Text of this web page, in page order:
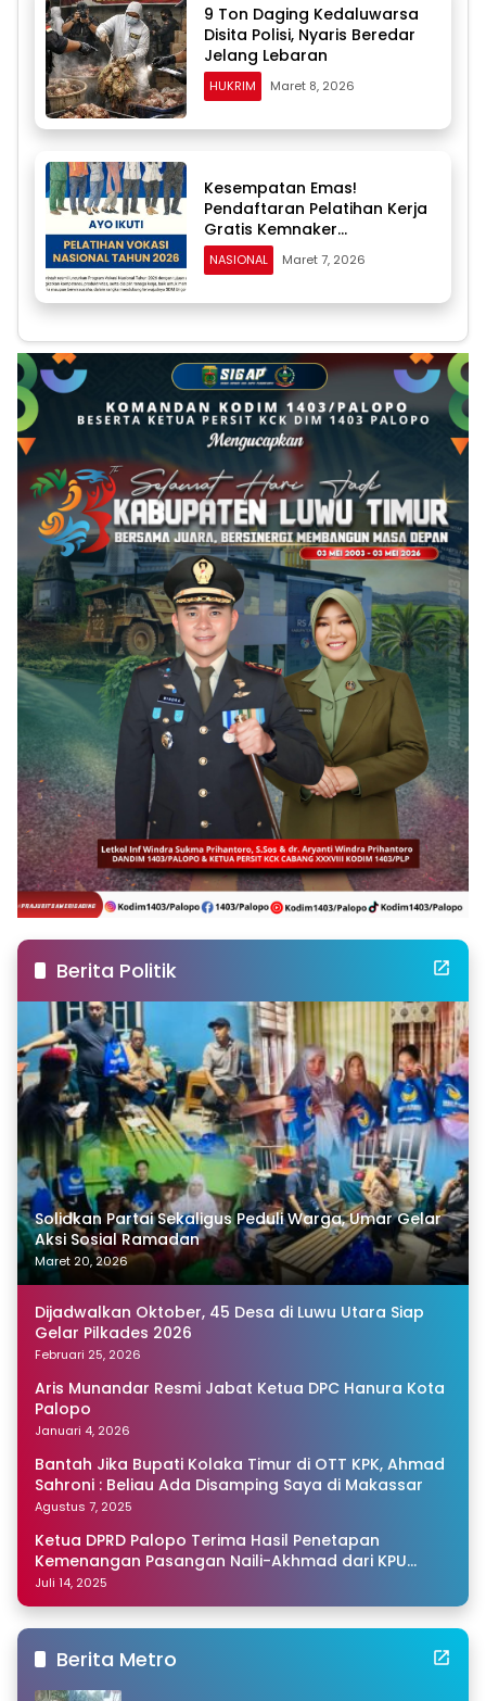
9 Ton Daging Kedaluwarsa
Disita Polisi, Nyaris Beredar
Jelang Lebaran
HUKRIM Maret 8, 2026
Kesempatan Emas!
Pendaftaran Pelatihan Kerja
Gratis Kemnaker
Diperpanjang hingga 24
Maret, Kuota 20 Ribu Peserta
NASIONAL Maret 7, 2026
Berita Politik
Solidkan Partai Sekaligus Peduli Warga, Umar Gelar
Aksi Sosial Ramadan
Maret 20, 2026
Dijadwalkan Oktober, 45 Desa di Luwu Utara Siap
Gelar Pilkades 2026
Februari 25, 2026
Aris Munandar Resmi Jabat Ketua DPC Hanura Kota
Palopo
Januari 4, 2026
Bantah Jika Bupati Kolaka Timur di OTT KPK, Ahmad
Sahroni : Beliau Ada Disamping Saya di Makassar
Agustus 7, 2025
Ketua DPRD Palopo Terima Hasil Penetapan
Kemenangan Pasangan Naili-Akhmad dari KPU
Sulsel
Juli 14, 2025
Berita Metro